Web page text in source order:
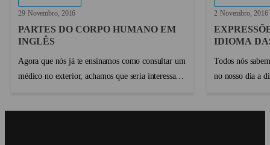
29 Novembro 2016
PARTES DO CORPO HUMANO EM
INGLÊS
Agora que nós já te ensinamos como consultar um
médico no exterior, achamos que seria interessante
2 Novembro 2016
IDIOMA
Todos nós
no nosso dia a